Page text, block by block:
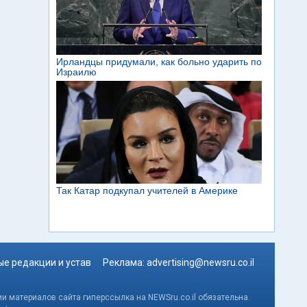
редакции и устав Реклама: advertising@newsru.co.il
сайта гиперссылка на NEWSru.co.il обязательна.